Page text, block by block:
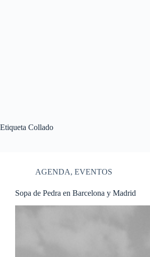
Etiqueta Collado
AGENDA, EVENTOS
Sopa de Pedra en Barcelona y Madrid